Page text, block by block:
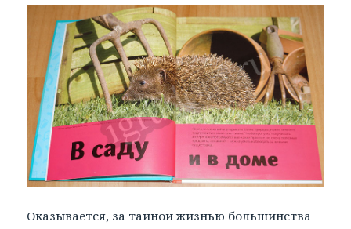
Оказывается, за тайной жизнью большинства